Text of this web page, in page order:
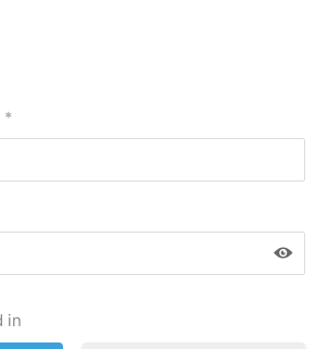
*
in